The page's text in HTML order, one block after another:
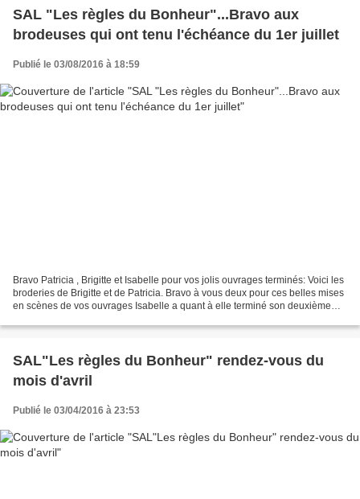
SAL "Les règles du Bonheur"...Bravo aux
brodeuses qui ont tenu l'échéance du 1er juillet
Publié le 03/08/2016 à 18:59
Bravo Patricia , Brigitte et Isabelle pour vos jolis ouvrages terminés: Voici les
broderies de Brigitte et de Patricia. Bravo à vous deux pour ces belles mises
en scènes de vos ouvrages Isabelle a quant à elle terminé son deuxième
SAL"Les règles du Bonheur" rendez-vous du
mois d'avril
Publié le 03/04/2016 à 23:53